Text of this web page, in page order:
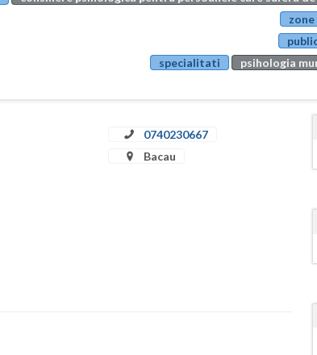
specialitati
psihologia
0740230667
Bacau